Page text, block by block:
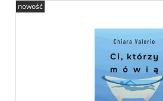
nowość